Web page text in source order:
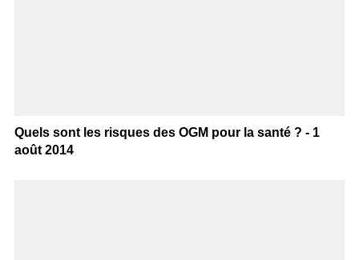
Quels sont les risques des OGM pour la santé ? - 1
août 2014